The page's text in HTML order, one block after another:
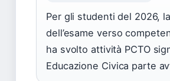
Per gli studenti del 2026,
dell’esame verso
ha svolto attività PCTO
Educazione Civica parte